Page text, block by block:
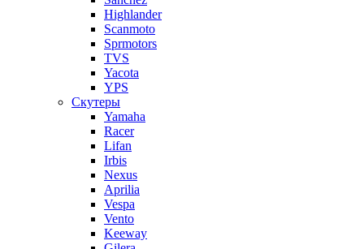
Highlander
Scanmoto
Sprmotors
TVS
Yacota
YPS
Скутеры
Yamaha
Racer
Lifan
Irbis
Nexus
Aprilia
Vespa
Vento
Keeway